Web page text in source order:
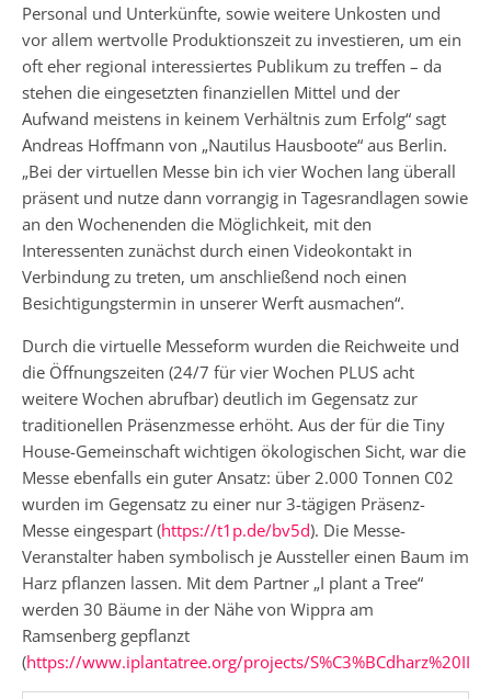
Personal und Unterkünfte, sowie weitere Unkosten und
vor allem wertvolle Produktionszeit zu investieren, um ein
oft eher regional interessiertes Publikum zu treffen – da
stehen die eingesetzten finanziellen Mittel und der
Aufwand meistens in keinem Verhältnis zum Erfolg“ sagt
Andreas Hoffmann von „Nautilus Hausboote“ aus Berlin.
„Bei der virtuellen Messe bin ich vier Wochen lang überall
präsent und nutze dann vorrangig in Tagesrandlagen sowie
an den Wochenenden die Möglichkeit, mit den
Interessenten zunächst durch einen Videokontakt in
Verbindung zu treten, um anschließend noch einen
Besichtigungstermin in unserer Werft ausmachen“.
Durch die virtuelle Messeform wurden die Reichweite und
die Öffnungszeiten (24/7 für vier Wochen PLUS acht
weitere Wochen abrufbar) deutlich im Gegensatz zur
traditionellen Präsenzmesse erhöht. Aus der für die Tiny
House-Gemeinschaft wichtigen ökologischen Sicht, war die
Messe ebenfalls ein guter Ansatz: über 2.000 Tonnen C02
wurden im Gegensatz zu einer nur 3-tägigen Präsenz-
Messe eingespart (https://t1p.de/bv5d). Die Messe-
Veranstalter haben symbolisch je Aussteller einen Baum im
Harz pflanzen lassen. Mit dem Partner „I plant a Tree“
werden 30 Bäume in der Nähe von Wippra am
Ramsenberg gepflanzt
(https://www.iplantatree.org/projects/S%C3%BCdharz%20III